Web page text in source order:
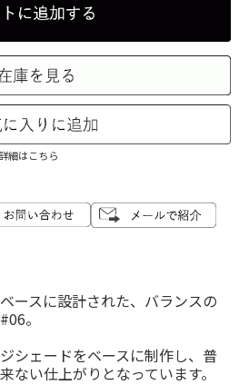
細はこちら
ースに設計された、バランスの
。
シェードをベースに制作し、普
ない仕上がりとなっています。